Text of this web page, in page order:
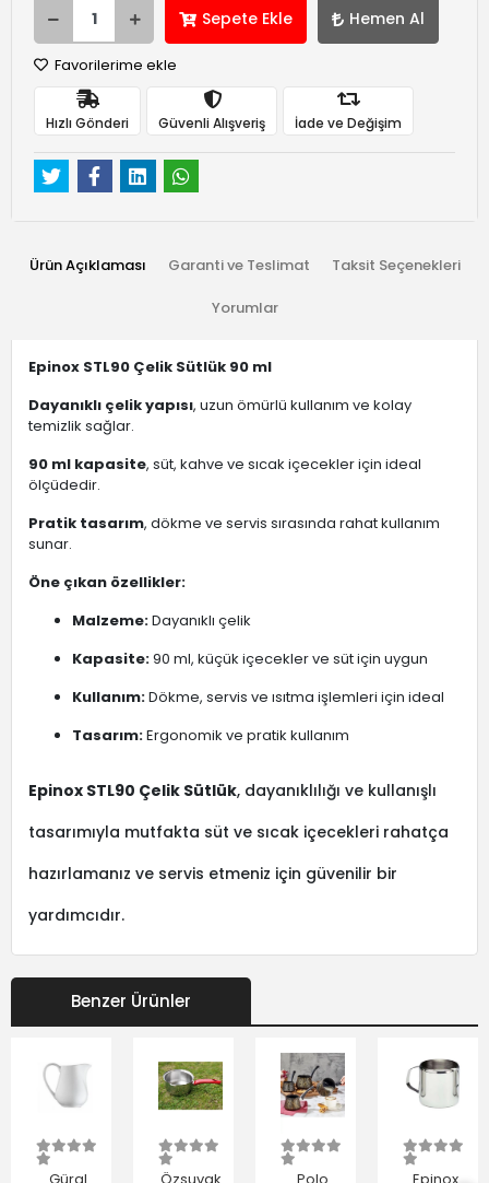
Sepete Ekle Hemen Al
Favorilerime ekle
Hızlı Gönderi Güvenli Alışveriş İade ve Değişim
Ürün Açıklaması Garanti ve Teslimat Taksit Seçenekleri
Yorumlar
Epinox STL90 Çelik Sütlük 90 ml
Dayanıklı çelik yapısı, uzun ömürlü kullanım ve kolay
temizlik sağlar.
90 ml kapasite, süt, kahve ve sıcak içecekler için ideal
ölçüdedir.
Pratik tasarım, dökme ve servis sırasında rahat kullanım
sunar.
Öne çıkan özellikler:
Malzeme:Dayanıklı çelik
Kapasite:90 ml, küçük içecekler ve süt için uygun
Kullanım:Dökme, servis ve ısıtma işlemleri için ideal
Tasarım:Ergonomik ve pratik kullanım
Epinox STL90 Çelik Sütlük, dayanıklılığı ve kullanışlı
tasarımıyla mutfakta süt ve sıcak içecekleri rahatça
hazırlamanız ve servis etmeniz için güvenilir bir
yardımcıdır.
Benzer Ürünler